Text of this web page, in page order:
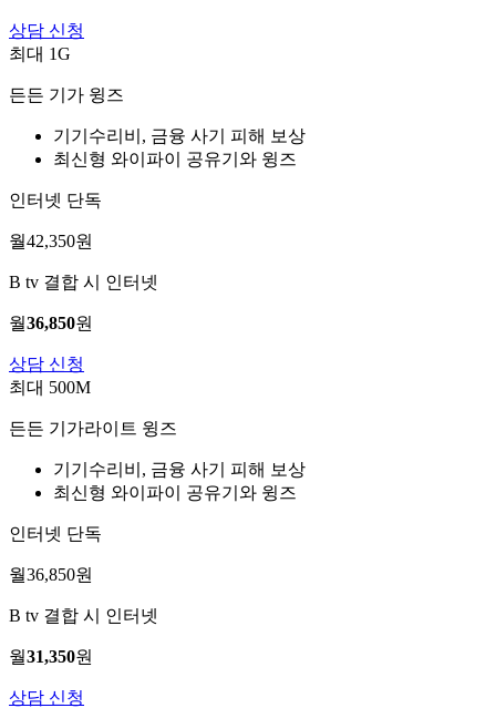
상담 신청
최대 1G
든든 기가 윙즈
기기수리비, 금융 사기 피해 보상
최신형 와이파이 공유기와 윙즈
인터넷 단독
월42,350원
B tv 결합 시 인터넷
월36,850원
상담 신청
최대 500M
든든 기가라이트 윙즈
기기수리비, 금융 사기 피해 보상
최신형 와이파이 공유기와 윙즈
인터넷 단독
월36,850원
B tv 결합 시 인터넷
월31,350원
상담 신청